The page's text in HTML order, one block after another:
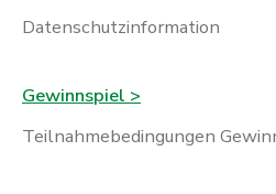
Datenschutzinformation
Gewinnspiel >
Teilnahmebedingungen